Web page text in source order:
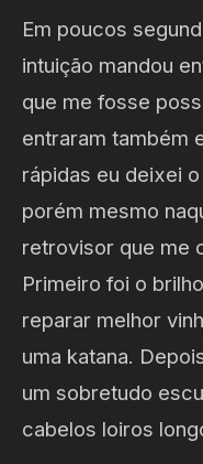
Em poucos
intuição mandou
que me fosse
entraram também
rápidas eu deixei
porém mesmo
retrovisor que me
Primeiro foi o
reparar melhor
uma katana.
um sobretudo
cabelos loiros